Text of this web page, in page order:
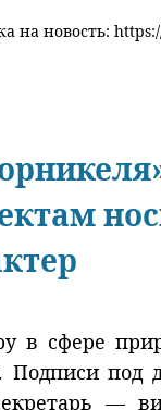
на новость:
в сфере
под
—